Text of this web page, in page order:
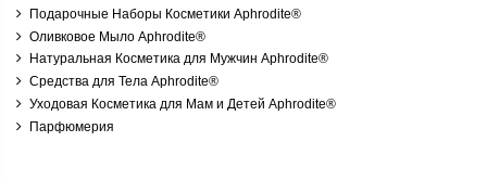
Подарочные Наборы Косметики Aphrodite®
Оливковое Мыло Aphrodite®
Натуральная Косметика для Мужчин Aphrodite®
Средства для Тела Aphrodite®
Уходовая Косметика для Мам и Детей Aphrodite®
Парфюмерия